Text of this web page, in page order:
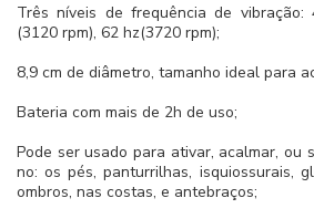
Três níveis de frequência de vibração:
(3120 rpm), 62 hz(3720 rpm);
8,9 cm de diâmetro, tamanho ideal para
Bateria com mais de 2h de uso;
Pode ser usado para ativar, acalmar, ou
no: os pés, panturrilhas, isquiossurais,
ombros, nas costas, e antebraços;